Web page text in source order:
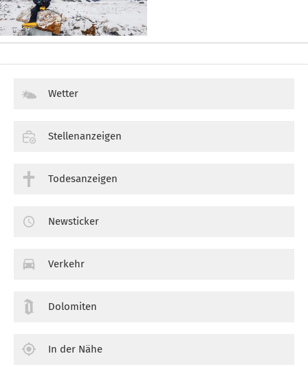
Wetter
Stellenanzeigen
Todesanzeigen
Newsticker
Verkehr
Dolomiten
In der Nähe